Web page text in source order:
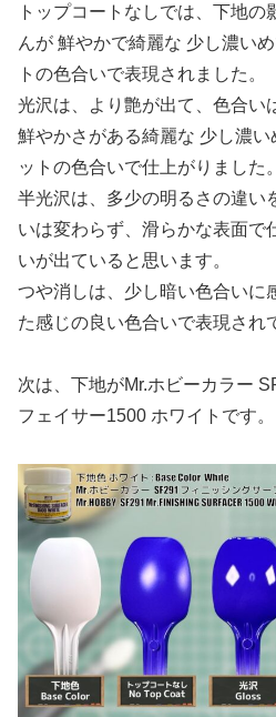
トップコートなしでは、下地
んが 鮮やかで綺麗な 少し濃い
トの色合いで表現されました。
光沢は、より艶が出て、色合い
鮮やかさがある綺麗な 少し濃
ットの色合いで仕上がりました。
半光沢は、多少の明るさの違い
いは変わらず、滑らかな表面で
いが出ていると思います。
つや消しは、少し暗い色合いに
た感じの良い色合いで表現され
次は、下地がMr.ホビーカラー
フェイサー1500 ホワイトです。